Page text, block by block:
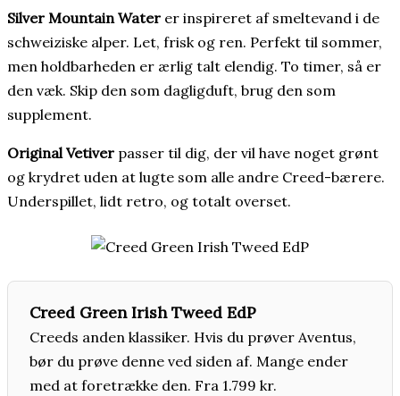
Silver Mountain Water er inspireret af smeltevand i de
schweiziske alper. Let, frisk og ren. Perfekt til sommer,
men holdbarheden er ærlig talt elendig. To timer, så er
den væk. Skip den som dagligduft, brug den som
supplement.
Original Vetiver passer til dig, der vil have noget grønt
og krydret uden at lugte som alle andre Creed-bærere.
Underspillet, lidt retro, og totalt overset.
Creed Green Irish Tweed EdP
Creeds anden klassiker. Hvis du prøver Aventus,
bør du prøve denne ved siden af. Mange ender
med at foretrække den. Fra 1.799 kr.